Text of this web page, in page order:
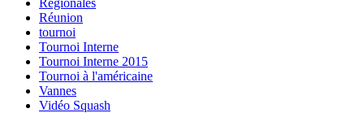
Réunion
tournoi
Tournoi Interne
Tournoi Interne 2015
Tournoi à l'américaine
Vannes
Vidéo Squash